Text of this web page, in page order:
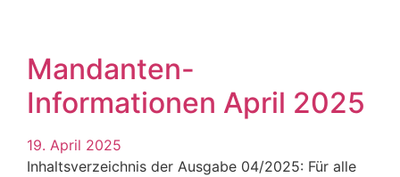
Mandanten-
Informationen April 2025
19. April 2025
Inhaltsverzeichnis der Ausgabe 04/2025: Für alle